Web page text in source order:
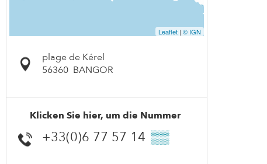
Leaflet | © IGN
plage de Kérel
56360 BANGOR
Klicken Sie hier, um die Nummer
+33(0)6 77 57 14 ▒▒